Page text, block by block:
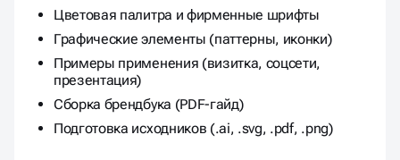
Цветовая палитра и фирменные шрифты
Графические элементы (паттерны, иконки)
Примеры применения (визитка, соцсети,
презентация)
Сборка брендбука (PDF-гайд)
Подготовка исходников (.ai, .svg, .pdf, .png)